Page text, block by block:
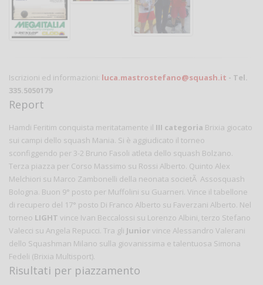
Iscrizioni ed informazioni: luca.mastrostefano@squash.it - Tel.
335.5050179
Report
Hamdi Feritim conquista meritatamente il III categoria Brixia giocato
sui campi dello squash Mania. Si è aggiudicato il torneo
sconfiggendo per 3-2 Bruno Fasoli atleta dello squash Bolzano.
Terza piazza per Corso Massimo su Rossi Alberto. Quinto Alex
Melchiori su Marco Zambonelli della neonata societÃ Assosquash
Bologna. Buon 9° posto per Muffolini su Guarneri. Vince il tabellone
di recupero del 17° posto Di Franco Alberto su Faverzani Alberto. Nel
torneo LIGHT vince Ivan Beccalossi su Lorenzo Albini, terzo Stefano
Valecci su Angela Repucci. Tra gli Junior vince Alessandro Valerani
dello Squashman Milano sulla giovanissima e talentuosa Simona
Fedeli (Brixia Multisport).
Risultati per piazzamento